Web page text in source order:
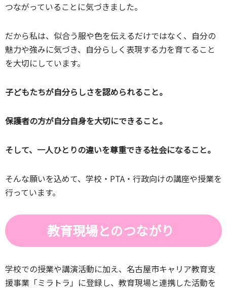
つながっていることに気づきました。
だから私は、似合う服や色を伝えるだけではなく、自分の
魅力や強みに気づき、自分らしく表現する力を育てること
を大切にしています。
子どもたちが自分らしさを認められること。
保護者の方が自分自身を大切にできること。
そして、一人ひとりの違いを尊重できる社会になること。
そんな願いを込めて、学校・PTA・行政向けの講座や授業を
行っています。
教育現場とのつながり
学校での授業や講演活動に加え、名古屋市キャリア教育支
援事業「ミラトラ」に登録し、教育現場と連携した活動を